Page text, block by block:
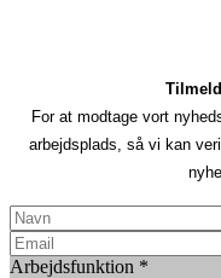
For at modtage vort
arbejdsplads, så vi kan
Arbejdsfunktion *